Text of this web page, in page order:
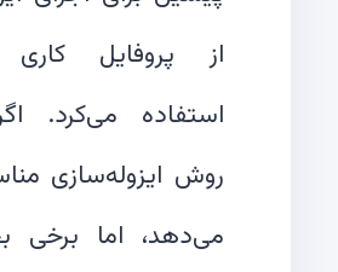
از پروفایل کاری
استفاده می‌کرد.
روش ایزوله‌سازی
می‌دهد، اما برخی